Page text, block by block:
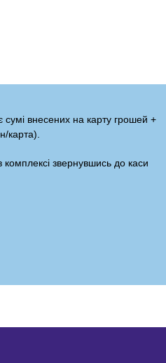
сумі внесених на карту грошей +
карта).
звернувшись до каси